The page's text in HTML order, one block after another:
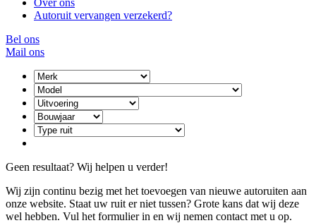
Autoruit vervangen verzekerd?
Bel ons
Mail ons
Geen resultaat? Wij helpen u verder!
Wij zijn continu bezig met het toevoegen van nieuwe autoruiten aan
onze website. Staat uw ruit er niet tussen? Grote kans dat wij deze
wel hebben. Vul het formulier in en wij nemen contact met u op.